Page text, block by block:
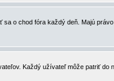
o chod fóra každý deň. Majú
Každý užívateľ môže patriť